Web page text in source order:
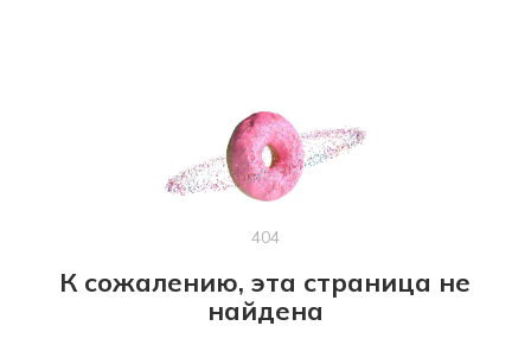
404
К сожалению, эта страница не
найдена